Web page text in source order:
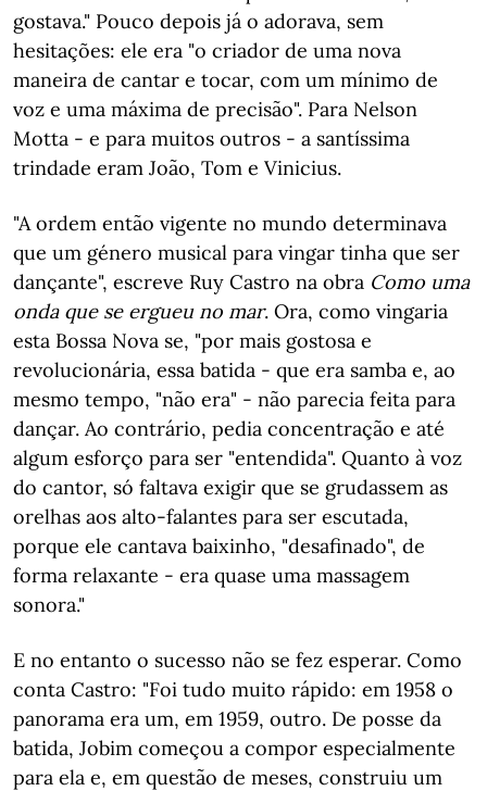
gostava." Pouco depois já o adorava, sem
hesitações: ele era "o criador de uma nova
maneira de cantar e tocar, com um mínimo de
voz e uma máxima de precisão". Para Nelson
Motta - e para muitos outros - a santíssima
trindade eram João, Tom e Vinicius.
"A ordem então vigente no mundo determinava
que um género musical para vingar tinha que ser
dançante", escreve Ruy Castro na obra Como uma
onda que se ergueu no mar. Ora, como vingaria
esta Bossa Nova se, "por mais gostosa e
revolucionária, essa batida - que era samba e, ao
mesmo tempo, "não era" - não parecia feita para
dançar. Ao contrário, pedia concentração e até
algum esforço para ser "entendida". Quanto à voz
do cantor, só faltava exigir que se grudassem as
orelhas aos alto-falantes para ser escutada,
porque ele cantava baixinho, "desafinado", de
forma relaxante - era quase uma massagem
sonora."
E no entanto o sucesso não se fez esperar. Como
conta Castro: "Foi tudo muito rápido: em 1958 o
panorama era um, em 1959, outro. De posse da
batida, Jobim começou a compor especialmente
para ela e, em questão de meses, construiu um